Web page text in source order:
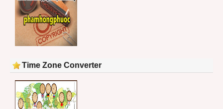
Time Zone Converter